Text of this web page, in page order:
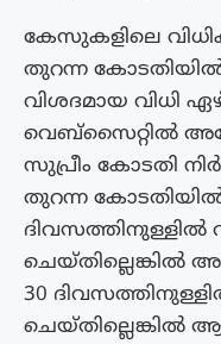
കേസുകളിലെ
തുറന്ന
വിശദമായ വിധി
വെബ്സൈറ്റിൽ
സുപ്രീം കോടതി
തുറന്ന കോടതിയിൽ
ദിവസത്തിനുള്ളിൽ
ചെയ്‌തില്ലെങ്കിൽ
30
ചെയ്‌തില്ലെങ്കിൽ